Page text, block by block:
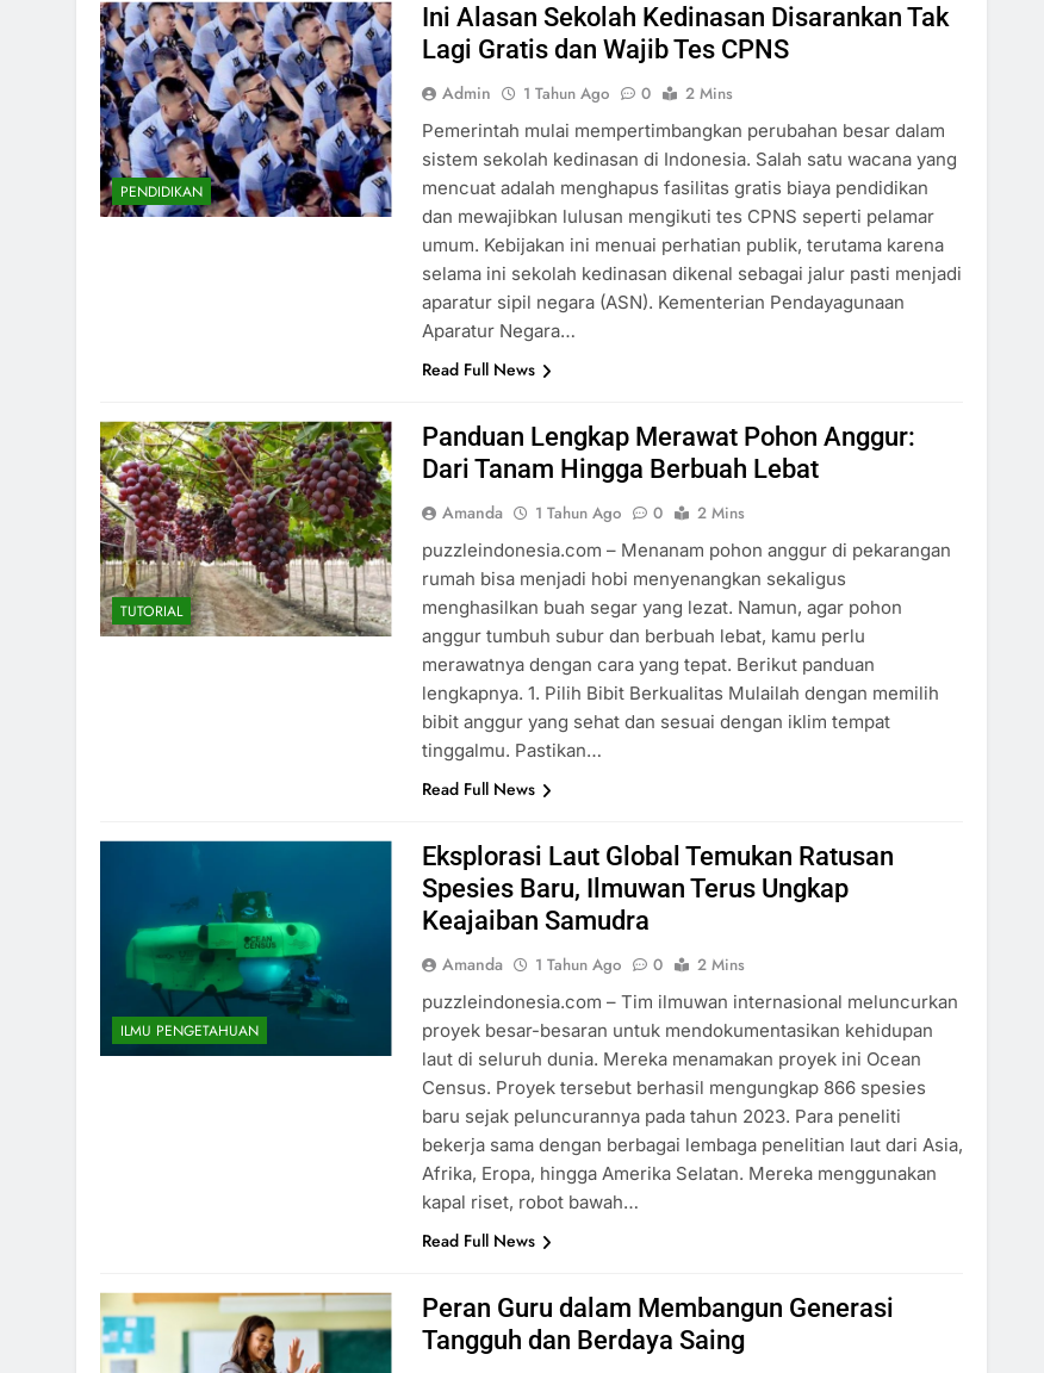
PENDIDIKAN
Ini Alasan Sekolah Kedinasan Disarankan Tak
Lagi Gratis dan Wajib Tes CPNS
Admin 1 Tahun Ago 0
2 Mins
Pemerintah mulai mempertimbangkan perubahan besar dalam
sistem sekolah kedinasan di Indonesia. Salah satu wacana yang
mencuat adalah menghapus fasilitas gratis biaya pendidikan
dan mewajibkan lulusan mengikuti tes CPNS seperti pelamar
umum. Kebijakan ini menuai perhatian publik, terutama karena
selama ini sekolah kedinasan dikenal sebagai jalur pasti menjadi
aparatur sipil negara (ASN). Kementerian Pendayagunaan
Aparatur Negara…
Read Full News
TUTORIAL
Panduan Lengkap Merawat Pohon Anggur:
Dari Tanam Hingga Berbuah Lebat
Amanda 1 Tahun Ago 0
2 Mins
puzzleindonesia.com – Menanam pohon anggur di pekarangan
rumah bisa menjadi hobi menyenangkan sekaligus
menghasilkan buah segar yang lezat. Namun, agar pohon
anggur tumbuh subur dan berbuah lebat, kamu perlu
merawatnya dengan cara yang tepat. Berikut panduan
lengkapnya. 1. Pilih Bibit Berkualitas Mulailah dengan memilih
bibit anggur yang sehat dan sesuai dengan iklim tempat
tinggalmu. Pastikan…
Read Full News
ILMU PENGETAHUAN
Eksplorasi Laut Global Temukan Ratusan
Spesies Baru, Ilmuwan Terus Ungkap
Keajaiban Samudra
Amanda 1 Tahun Ago 0
2 Mins
puzzleindonesia.com – Tim ilmuwan internasional meluncurkan
proyek besar-besaran untuk mendokumentasikan kehidupan
laut di seluruh dunia. Mereka menamakan proyek ini Ocean
Census. Proyek tersebut berhasil mengungkap 866 spesies
baru sejak peluncurannya pada tahun 2023. Para peneliti
bekerja sama dengan berbagai lembaga penelitian laut dari Asia,
Afrika, Eropa, hingga Amerika Selatan. Mereka menggunakan
kapal riset, robot bawah…
Read Full News
Peran Guru dalam Membangun Generasi
Tangguh dan Berdaya Saing